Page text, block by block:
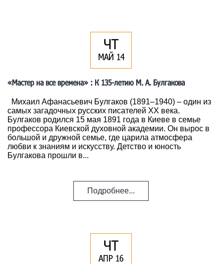
ЧТ
МАЙ 14
«Мастер на все времена» : К 135-летию М. А. Булгакова
Михаил Афанасьевич Булгаков (1891–1940) – один из
самых загадочных русских писателей XX века.
Булгаков родился 15 мая 1891 года в Киеве в семье
профессора Киевской духовной академии. Он вырос в
большой и дружной семье, где царила атмосфера
любви к знаниям и искусству. Детство и юность
Булгакова прошли в...
Подробнее...
ЧТ
АПР 16